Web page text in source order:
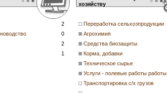
2
0
2
1
хозяйству
Переработка сельхозпродукции
Агрохимия
Средства биозащиты
Корма, добавки
Техническое сырье
Услуги - полевые работы работы
Транспортировка с/х грузов